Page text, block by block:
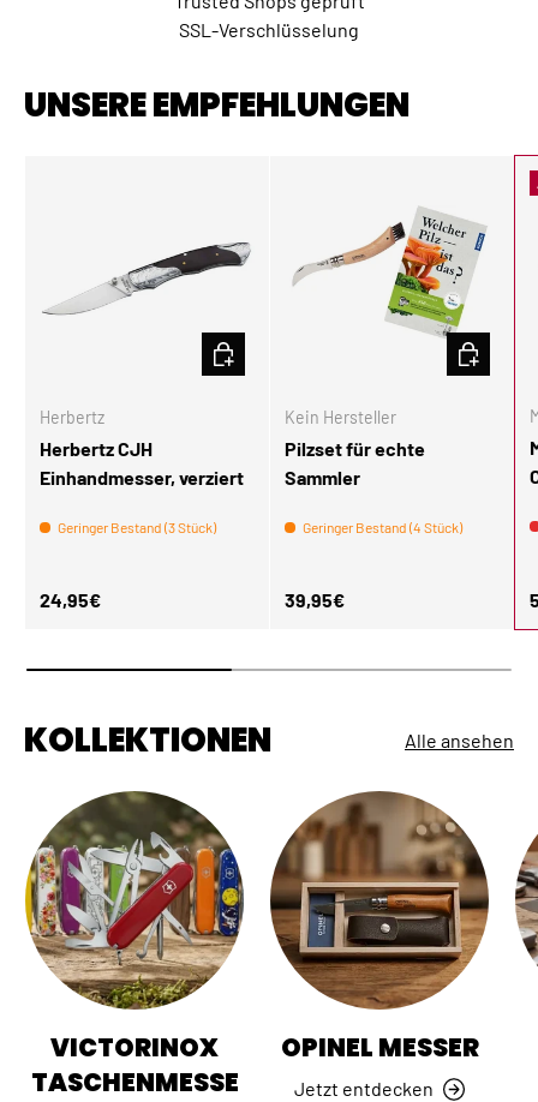
SSL-Verschlüsselung
UNSERE EMPFEHLUNGEN
Herbertz
Herbertz CJH
Einhandmesser, verziert
Geringer Bestand (3 Stück)
Normaler Preis
24,95€
IN DEN WARENKORB
Kein Hersteller
Pilzset für echte
Sammler
Geringer Bestand (4 Stück)
Normaler Preis
39,95€
IN DEN
KOLLEKTIONEN Alle ansehen
VICTORINOX
TASCHENMESSE
OPINEL MESSER
Jetzt entdecken